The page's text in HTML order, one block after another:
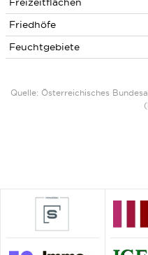
Friedhöfe
Feuchtgebiete
Quelle: Österreichisches